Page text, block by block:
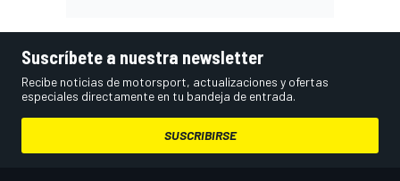
Suscríbete a nuestra newsletter
Recibe noticias de motorsport, actualizaciones y ofertas
especiales directamente en tu bandeja de entrada.
SUSCRIBIRSE